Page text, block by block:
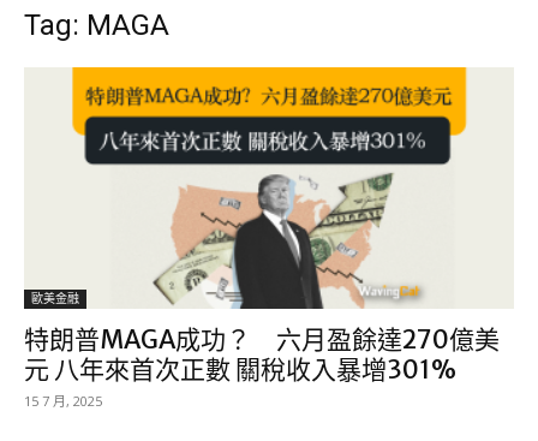
Tag: MAGA
歐美金融
特朗普MAGA成功？ 六月盈餘達270億美
元 八年來首次正數 關稅收入暴增301%
15 7 月, 2025